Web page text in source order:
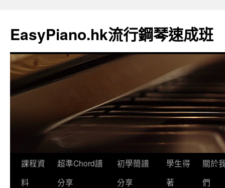
EasyPiano.hk流行鋼琴速成班
課程資
料
超準Chord譜
分享
初學簡譜
分享
學生得
著
關於
們